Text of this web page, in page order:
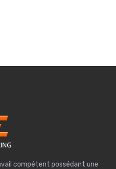
compétent possédant une